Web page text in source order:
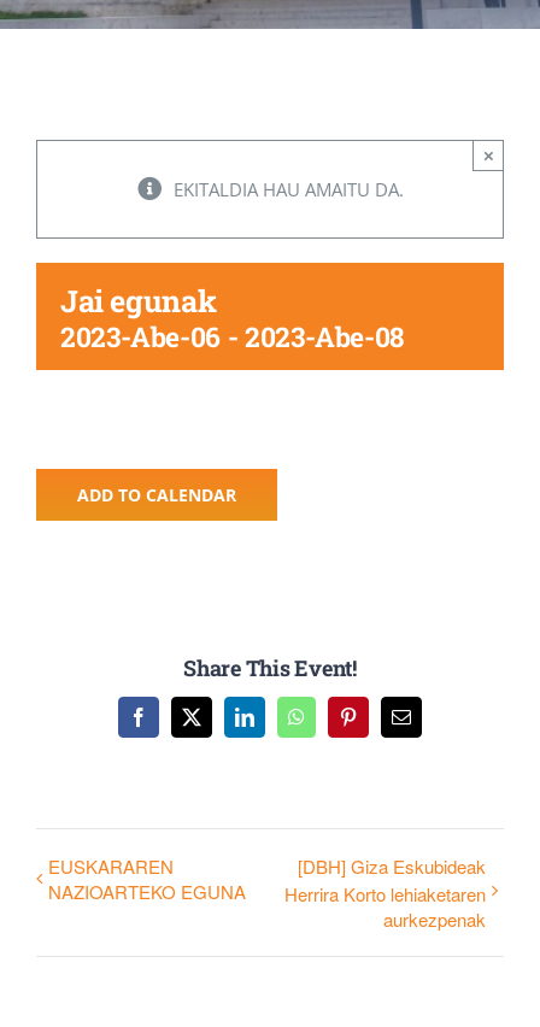
EKITALDIA HAU AMAITU DA.
×
Jai egunak
2023-Abe-06 - 2023-Abe-08
ADD TO CALENDAR
Share This Event!
Facebook
X LinkedInWhatsAppPinterestEmail
EUSKARAREN
NAZIOARTEKO EGUNA
[DBH] Giza Eskubideak
Herrira Korto lehiaketaren
aurkezpenak